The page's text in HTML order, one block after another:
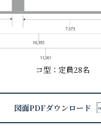
コ型：定員28名
図面PDFダウンロード